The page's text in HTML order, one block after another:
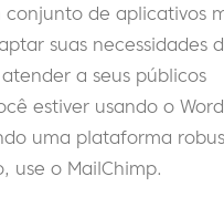
de aplicativos
suas necessidades
a seus públicos
estiver usando o
uma plataforma
use o MailChimp.